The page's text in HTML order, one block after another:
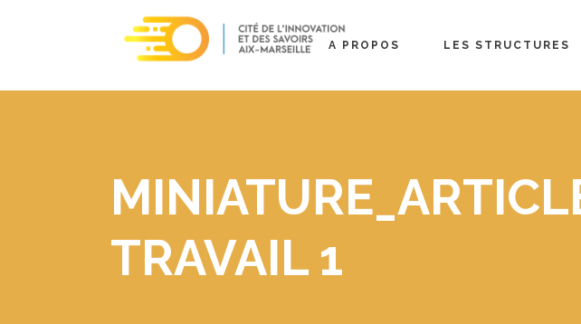
A PROPOS LES STRUCTURES
TRAVAIL 1